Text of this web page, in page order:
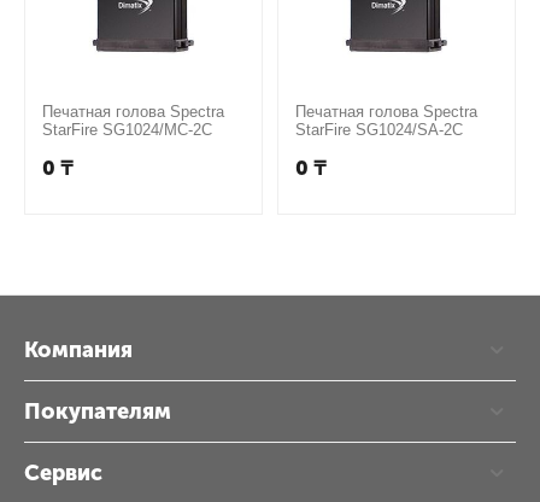
Печатная голова Spectra
StarFire SG1024/MC-2C
0 ₸
Печатная голова Spectra
StarFire SG1024/SA-2C
0 ₸
Компания
Покупателям
Сервис